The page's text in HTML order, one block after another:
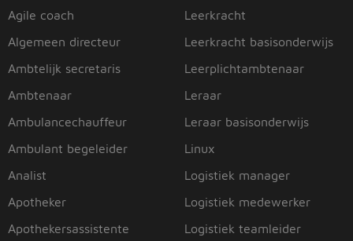
Agile coach
Algemeen directeur
Ambtelijk secretaris
Ambtenaar
Ambulancechauffeur
Ambulant begeleider
Analist
Apotheker
Apothekersassistente
Leerkracht
Leerkracht basisonderwijs
Leerplichtambtenaar
Leraar
Leraar basisonderwijs
Linux
Logistiek manager
Logistiek medewerker
Logistiek teamleider